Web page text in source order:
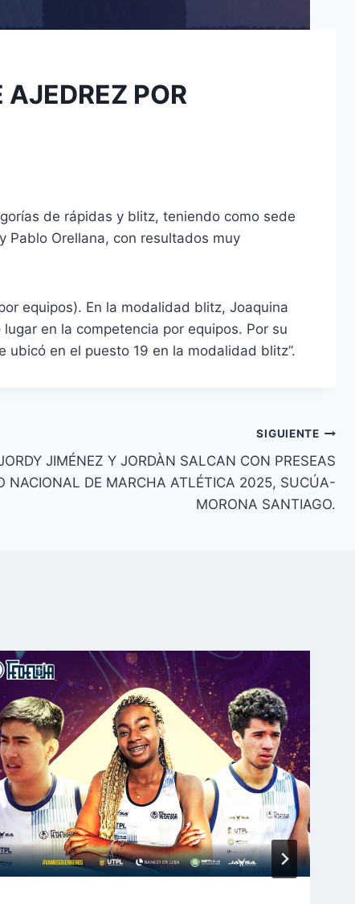
POR
de rápidas y blitz, teniendo como sede
Pablo Orellana, con resultados muy
equipos). En la modalidad blitz, Joaquina
en la competencia por equipos. Por su
en el puesto 19 en la modalidad blitz”.
SIGUIENTE
JIMÉNEZ Y JORDÀN SALCAN CON PRESEAS
NACIONAL DE MARCHA ATLÉTICA 2025, SUCÚA-
MORONA SANTIAGO.